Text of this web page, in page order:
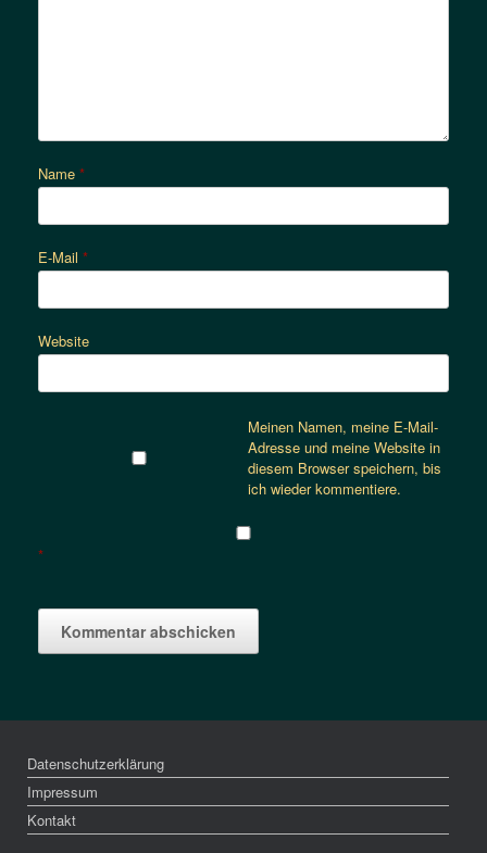
Name *
E-Mail *
Website
Meinen Namen, meine E-Mail-
Adresse und meine Website in
diesem Browser speichern, bis
ich wieder kommentiere.
*
Datenschutzerklärung
Impressum
Kontakt